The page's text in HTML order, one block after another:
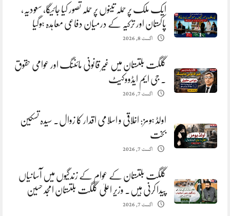
ایک ملک پر حملہ تینوں پر حملہ تصور کیا جائیگا، سعودیہ،
پاکستان اور ترکیہ کے درمیان دفاعی معاہدہ ہوگیا
اگست 8, 2026
گلگت بلتستان میں غیر قانونی مائننگ اور عوامی حقوق
. جی ایم ایڈووکیٹ
اگست 7, 2026
اولڈ ہومز: اخلاقی و اسلامی اقدار کا زوال. سیدہ تسکین
بخت
اگست 7, 2026
گلگت بلتستان کے عوام کے زندگیوں میں آسانیاں
پیدا کرنی ہیں. وزیر اعلیٰ گلگت بلتستان امجد حسین
اگست 7, 2026